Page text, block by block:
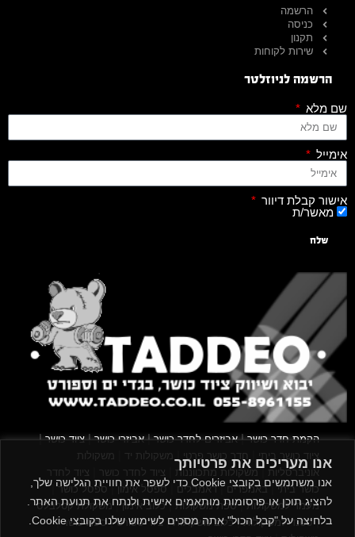
אנו מעריכים את פרטיותך
אנו משתמשים בקובצי Cookie כדי לשפר את חוויית הגלישה שלך,
להציג תוכן או פרסומות מותאמים אישית ולנתח את תנועת האתר.
בלחיצה על "קבל הכול" אתה מסכים לשימוש שלנו בקובצי Cookie.
הרשמה
כניסה
תקנון
שירות לקוחות
הרשמה לניוזלטר
שם מלא
אימייל
אישור קבלת דיוור
מאשר/ת
שלח
הקמת חדר כושר|אביזרים לחדר כושר|אביזרי כושר|ציוד כושר|
ציוד כושר ביתי חדר כושר פרטי משקולות יד
משקולות
אוניברסליות |משקולות מתכווננות ציוד לחדר כושר
ציוד לחדר
כושר ביתי|באמפרים |דאמבלים |ספסל אימון | ספסל כושר|
מעמד למשקולות|ספת משקולות |כלוב אימון|משקולת קטלבלס
|סטנד למשקולות|כלוב משקולות|ציוד ספורט|ספת כושר|